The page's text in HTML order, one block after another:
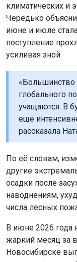
климатических и
Чередько
июне и июле
поступление
усиливая зной.
«Большинство
глобального
учащаются. В
ещё
рассказала
По её словам,
другие
осадки после
наводнениям,
числа лесных
В июне 2026 года
жаркий месяц за
Новосибирске